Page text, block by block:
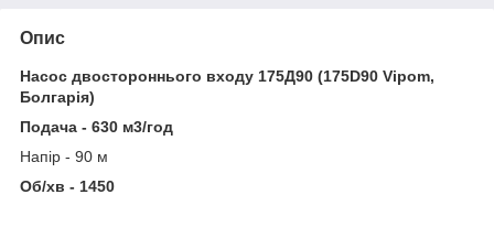
Опис
Насос двостороннього входу 175Д90 (175D90 Vipom,
Болгарія)
Подача - 630 м3/год
Напір - 90 м
Об/хв - 1450